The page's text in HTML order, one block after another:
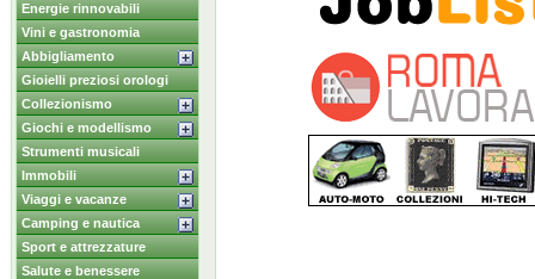
Energie rinnovabili
Vini e gastronomia
Abbigliamento
Gioielli preziosi orologi
Collezionismo
Giochi e modellismo
Strumenti musicali
Immobili
Viaggi e vacanze
Camping e nautica
Sport e attrezzature
Salute e benessere